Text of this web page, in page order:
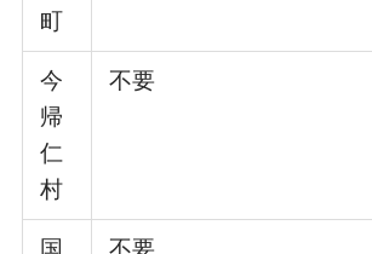
町
今
帰
仁
村
不要
国
不要